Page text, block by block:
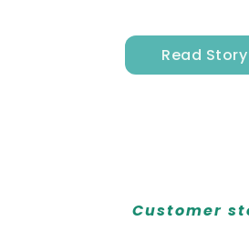
Read Story
Customer